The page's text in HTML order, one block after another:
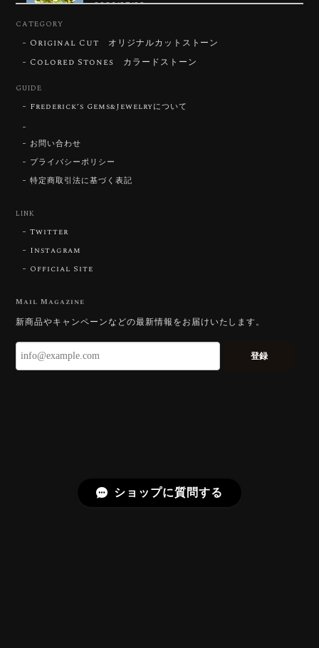
2026/07/23
ずっと待ち望んでいたカットを運よく購入できて嬉し
いです。 ウルウルとギラギラを一度に見ることができ
はないスフェーンの新たな一面を知ることができて感
動しております。 この度はありがとうございました。
お迎えいただきありがとうございます。
「ウルウルとギラギラを一度に」——まさ
にその両立を狙って設計したカットですの
やわらかく受け止めるようにしています。
長くお楽しみいただけますように。
2026/07/21
久しぶりに買えました。 相変わらずギラッギラで素晴
言葉として受け取りました。
CATEGORY
Original Cut オリジナルカットストーン
Colored Stones カラードストーン
GUIDE
Frederick’s Gems&Jewelryについて
お問い合わせ
プライバシーポリシー
特定商取引法に基づく表記
LINK
Twitter
Instagram
Official Site
Mail Magazine
新商品やキャンペーンなどの最新情報をお届けいたします。
登録
ショップに質問する